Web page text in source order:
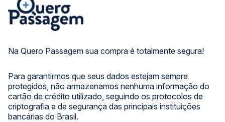
Na Quero Passagem sua compra é totalmente segura!
Para garantirmos que seus dados estejam sempre
protegidos, não armazenamos nenhuma informação do
cartão de crédito utilizado, seguindo os protocolos de
criptografia e de segurança das principais instituições
bancárias do Brasil.